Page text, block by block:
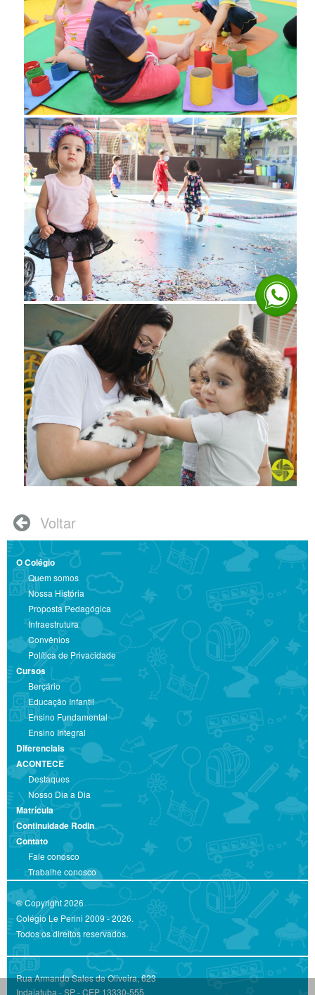
 Voltar
O Colégio
Quem somos
Nossa História
Proposta Pedagógica
Infraestrutura
Convênios
Política de Privacidade
Cursos
Berçário
Educação Infantil
Ensino Fundamental
Ensino Integral
Diferenciais
ACONTECE
Destaques
Nosso Dia a Dia
Matrícula
Continuidade Rodin
Contato
Fale conosco
Trabalhe conosco
® Copyright 2026
Colégio Le Perini 2009 - 2026.
Todos os direitos reservados.
Rua Armando Sales de Oliveira, 623
Indaiatuba - SP - CEP 13330-555